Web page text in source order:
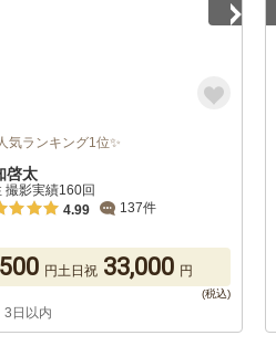
気ランキング1位✨
啓太
撮影実績160回
4.99
137件
円土日祝 33,000 円
3日以内